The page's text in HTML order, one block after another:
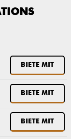
BIETE MIT
BIETE MIT
BIETE MIT